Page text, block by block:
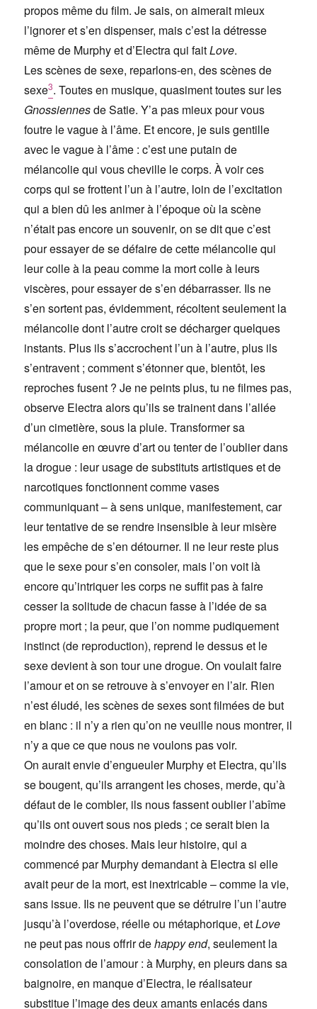
propos même du film. Je sais, on aimerait mieux
l’ignorer et s’en dispenser, mais c’est la détresse
même de Murphy et d’Electra qui faitLove.
Les scènes de sexe, reparlons-en, des scènes de
sexe3. Toutes en musique, quasiment toutes sur les
Gnossiennesde Satie. Y’a pas mieux pour vous
foutre le vague à l’âme. Et encore, je suis gentille
avec le vague à l’âme : c’est une putain de
mélancolie qui vous cheville le corps. À voir ces
corps qui se frottent l’un à l’autre, loin de l’excitation
qui a bien dû les animer à l’époque où la scène
n’était pas encore un souvenir, on se dit que c’est
pour essayer de se défaire de cette mélancolie qui
leur colle à la peau comme la mort colle à leurs
viscères, pour essayer de s’en débarrasser. Ils ne
s’en sortent pas, évidemment, récoltent seulement la
mélancolie dont l’autre croit se décharger quelques
instants. Plus ils s’accrochent l’un à l’autre, plus ils
s’entravent ; comment s’étonner que, bientôt, les
reproches fusent ? Je ne peints plus, tu ne filmes pas,
observe Electra alors qu’ils se trainent dans l’allée
d’un cimetière, sous la pluie. Transformer sa
mélancolie en œuvre d’art ou tenter de l’oublier dans
la drogue : leur usage de substituts artistiques et de
narcotiques fonctionnent comme vases
communiquant – à sens unique, manifestement, car
leur tentative de se rendre insensible à leur misère
les empêche de s’en détourner. Il ne leur reste plus
que le sexe pour s’en consoler, mais l’on voit là
encore qu’intriquer les corps ne suffit pas à faire
cesser la solitude de chacun fasse à l’idée de sa
propre mort ; la peur, que l’on nomme pudiquement
instinct (de reproduction), reprend le dessus et le
sexe devient à son tour une drogue. On voulait faire
l’amour et on se retrouve à s’envoyer en l’air. Rien
n’est éludé, les scènes de sexes sont filmées de but
en blanc : il n’y a rien qu’on ne veuille nous montrer, il
n’y a que ce que nous ne voulons pas voir.
On aurait envie d’engueuler Murphy et Electra, qu’ils
se bougent, qu’ils arrangent les choses, merde, qu’à
défaut de le combler, ils nous fassent oublier l’abîme
qu’ils ont ouvert sous nos pieds ; ce serait bien la
moindre des choses. Mais leur histoire, qui a
commencé par Murphy demandant à Electra si elle
avait peur de la mort, est inextricable – comme la vie,
sans issue. Ils ne peuvent que se détruire l’un l’autre
jusqu’à l’overdose, réelle ou métaphorique, etLove
ne peut pas nous offrir dehappy end, seulement la
consolation de l’amour : à Murphy, en pleurs dans sa
baignoire, en manque d’Electra, le réalisateur
substitue l’image des deux amants enlacés dans